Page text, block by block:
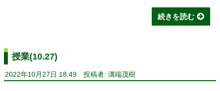
続きを読む
授業(10.27)
2022年10月27日 18:49 投稿者: 溝端茂樹